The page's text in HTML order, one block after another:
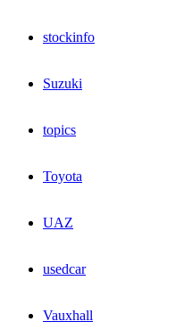
stockinfo
Suzuki
topics
Toyota
UAZ
usedcar
Vauxhall